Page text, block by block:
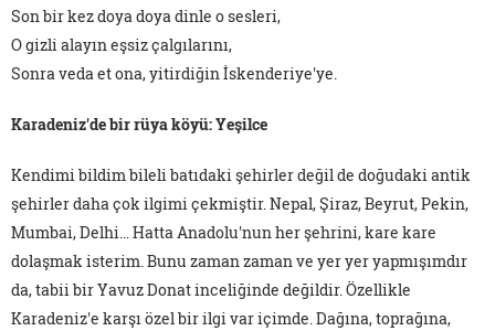
Son bir kez doya doya dinle o sesleri,
O gizli alayın eşsiz çalgılarını,
Sonra veda et ona, yitirdiğin İskenderiye'ye.
Karadeniz'de bir rüya köyü: Yeşilce
Kendimi bildim bileli batıdaki şehirler değil de doğudaki antik
şehirler daha çok ilgimi çekmiştir. Nepal, Şiraz, Beyrut, Pekin,
Mumbai, Delhi… Hatta Anadolu'nun her şehrini, kare kare
dolaşmak isterim. Bunu zaman zaman ve yer yer yapmışımdır
da, tabii bir Yavuz Donat inceliğinde değildir. Özellikle
Karadeniz'e karşı özel bir ilgi var içimde. Dağına, toprağına,